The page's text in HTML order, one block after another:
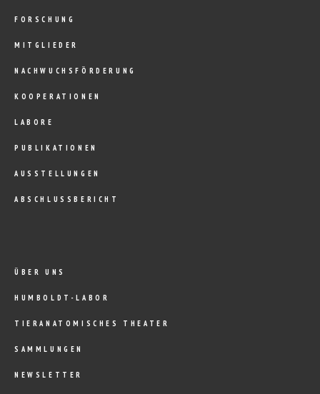
FORSCHUNG
MITGLIEDER
NACHWUCHSFÖRDERUNG
KOOPERATIONEN
LABORE
PUBLIKATIONEN
AUSSTELLUNGEN
ABSCHLUSSBERICHT
ÜBER UNS
HUMBOLDT-LABOR
TIERANATOMISCHES THEATER
SAMMLUNGEN
NEWSLETTER